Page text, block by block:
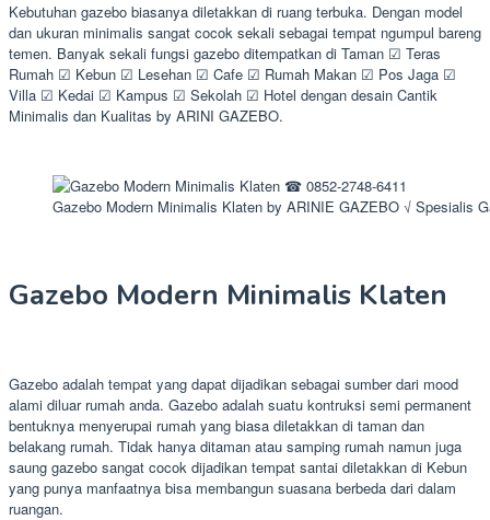
Kebutuhan gazebo biasanya diletakkan di ruang terbuka. Dengan model
dan ukuran minimalis sangat cocok sekali sebagai tempat ngumpul bareng
temen. Banyak sekali fungsi gazebo ditempatkan di Taman ☑ Teras
Rumah ☑ Kebun ☑ Lesehan ☑ Cafe ☑ Rumah Makan ☑ Pos Jaga ☑
Villa ☑ Kedai ☑ Kampus ☑ Sekolah ☑ Hotel dengan desain Cantik
Minimalis dan Kualitas by ARINI GAZEBO.
Gazebo Modern Minimalis Klaten by ARINIE GAZEBO √ Spesialis
Gazebo Modern Minimalis Klaten
Gazebo adalah tempat yang dapat dijadikan sebagai sumber dari mood
alami diluar rumah anda. Gazebo adalah suatu kontruksi semi permanent
bentuknya menyerupai rumah yang biasa diletakkan di taman dan
belakang rumah. Tidak hanya ditaman atau samping rumah namun juga
saung gazebo sangat cocok dijadikan tempat santai diletakkan di Kebun
yang punya manfaatnya bisa membangun suasana berbeda dari dalam
ruangan.